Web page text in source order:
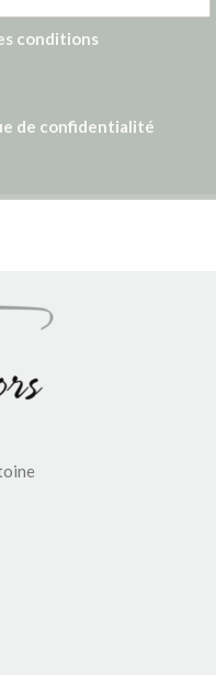
conditions
de confidentialité